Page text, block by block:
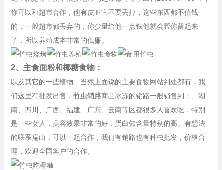
你可以和超市合作，他有皮叫它不要丢掉，这些东西都不值钱
的，一般超市都丢弃的，你少量给他一点钱他就会帮你留起来
了，所以养殖成本非常的低廉。
2、主食面粉和椰糖食物：
以及其它的一些植物、当然上面说的主要食物网站到处都有，我
们这里有批发出售， 竹虫销路商品冰冻的销路一般销售到：、湖
南、四川、广西、福建、广东、云南等区都很多人喜欢吃，特别
是一些女人，美容效果非常的好，蛋白知含量特别的高。有想法
的联系扁山，可以一起合作，我们有销路也有种虫批发，价格合
理，欢迎全国客户的合作。